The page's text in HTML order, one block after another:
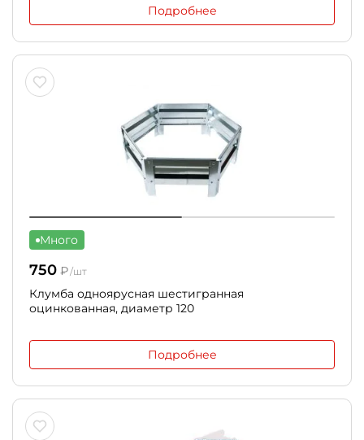
Подробнее
Много
750 ₽/шт
Клумба одноярусная шестигранная
оцинкованная, диаметр 120
Подробнее